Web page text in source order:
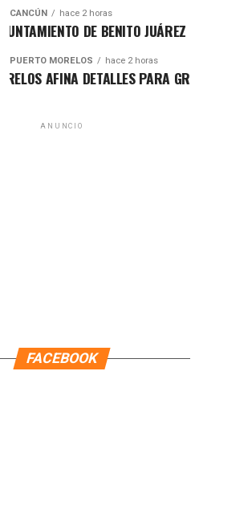
CANCÚN hace 2 horas
DE BENITO JUÁREZ NUEVA
PUERTO MORELOS hace 2 horas
AFINA DETALLES PARA GRAN FUNCIÓN
ANUNCIO
FACEBOOK